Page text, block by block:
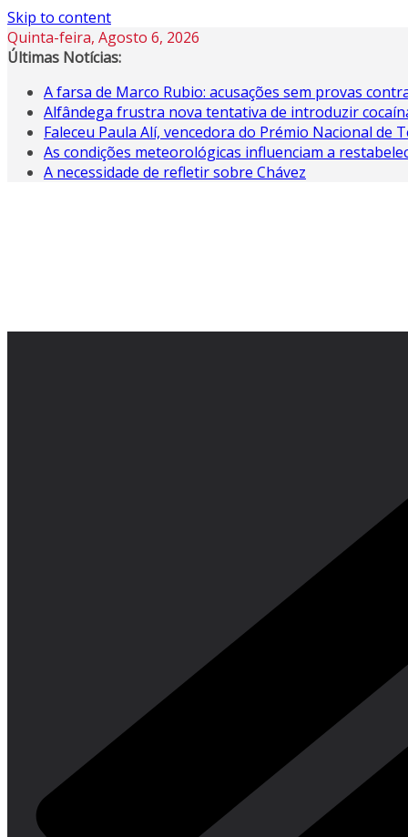
Skip to content
Quinta-feira, Agosto 6, 2026
Últimas Notícias:
A farsa de Marco Rubio: acusações sem provas
Alfândega frustra nova tentativa de introduzir
Faleceu Paula Alí, vencedora do Prémio Nacional de
As condições meteorológicas influenciam a
A necessidade de refletir sobre Chávez